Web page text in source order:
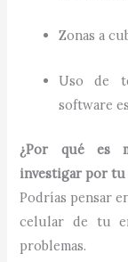
Zonas a
Uso de
software
¿Por qué es
investigar por tu
Podrías pensar
celular de tu
problemas.